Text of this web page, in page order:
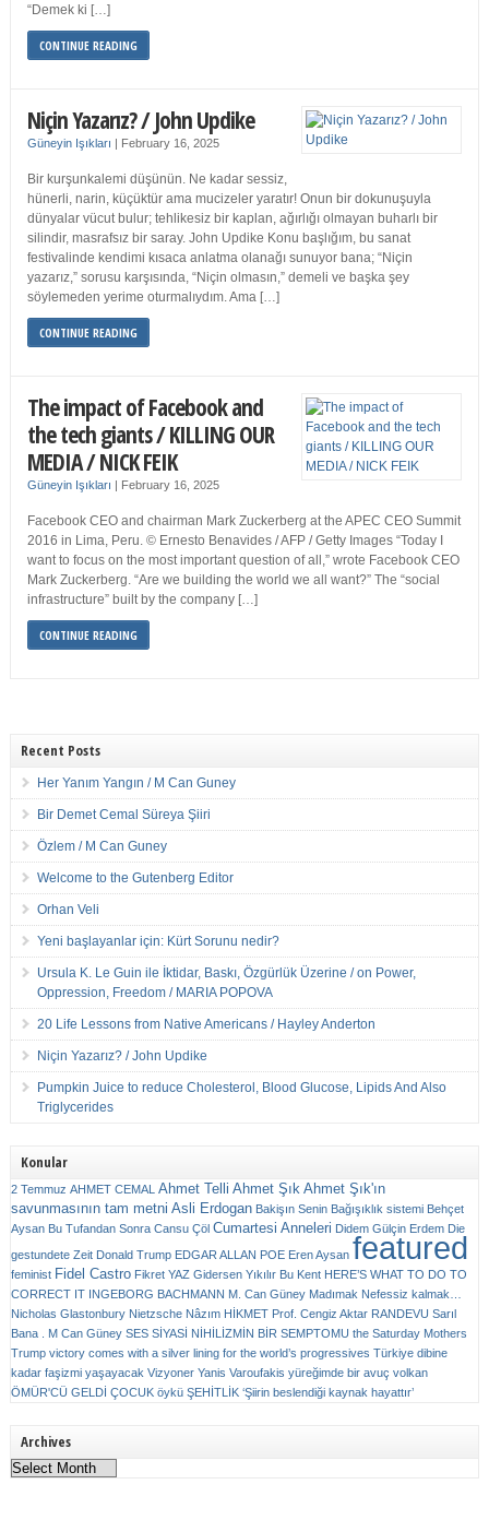
“Demek ki […]
CONTINUE READING
Niçin Yazarız? / John Updike
Güneyin Işıkları | February 16, 2025
Bir kurşunkalemi düşünün. Ne kadar sessiz,
hünerli, narin, küçüktür ama mucizeler yaratır! Onun bir dokunuşuyla
dünyalar vücut bulur; tehlikesiz bir kaplan, ağırlığı olmayan buharlı bir
silindir, masrafsız bir saray. John Updike Konu başlığım, bu sanat
festivalinde kendimi kısaca anlatma olanağı sunuyor bana; “Niçin
yazarız,” sorusu karşısında, “Niçin olmasın,” demeli ve başka şey
söylemeden yerime oturmalıydım. Ama […]
CONTINUE READING
The impact of Facebook and
the tech giants / KILLING OUR
MEDIA / NICK FEIK
Güneyin Işıkları | February 16, 2025
Facebook CEO and chairman Mark Zuckerberg at the APEC CEO Summit
2016 in Lima, Peru. © Ernesto Benavides / AFP / Getty Images “Today I
want to focus on the most important question of all,” wrote Facebook CEO
Mark Zuckerberg. “Are we building the world we all want?” The “social
infrastructure” built by the company […]
CONTINUE READING
Recent Posts
Her Yanım Yangın / M Can Guney
Bir Demet Cemal Süreya Şiiri
Özlem / M Can Guney
Welcome to the Gutenberg Editor
Orhan Veli
Yeni başlayanlar için: Kürt Sorunu nedir?
Ursula K. Le Guin ile İktidar, Baskı, Özgürlük Üzerine / on Power,
Oppression, Freedom / MARIA POPOVA
20 Life Lessons from Native Americans / Hayley Anderton
Niçin Yazarız? / John Updike
Pumpkin Juice to reduce Cholesterol, Blood Glucose, Lipids And Also
Triglycerides
Konular
2 Temmuz AHMET CEMAL Ahmet Telli Ahmet Şık Ahmet Şık'ın
savunmasının tam metni Asli Erdogan Bakişın Senin Bağışıklık sistemi Behçet
Aysan Bu Tufandan Sonra Cansu Çöl Cumartesi Anneleri Didem Gülçin Erdem Die
gestundete Zeit Donald Trump EDGAR ALLAN POE Eren Aysan featured
feminist Fidel Castro Fikret YAZ Gidersen Yıkılır Bu Kent HERE’S WHAT TO DO TO
CORRECT IT INGEBORG BACHMANN M. Can Güney Madımak Nefessiz kalmak…
Nicholas Glastonbury Nietzsche Nâzım HİKMET Prof. Cengiz Aktar RANDEVU Sarıl
Bana . M Can Güney SES SİYASİ NİHİLİZMİN BİR SEMPTOMU the Saturday Mothers
Trump victory comes with a silver lining for the world’s progressives Türkiye dibine
kadar faşizmi yaşayacak Vizyoner Yanis Varoufakis yüreğimde bir avuç volkan
ÖMÜR'CÜ GELDİ ÇOCUK öykü ŞEHİTLİK ‘Şiirin beslendiği kaynak hayattır’
Archives
Archives